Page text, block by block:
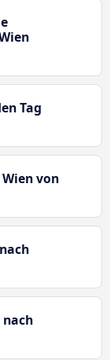
Tag
von